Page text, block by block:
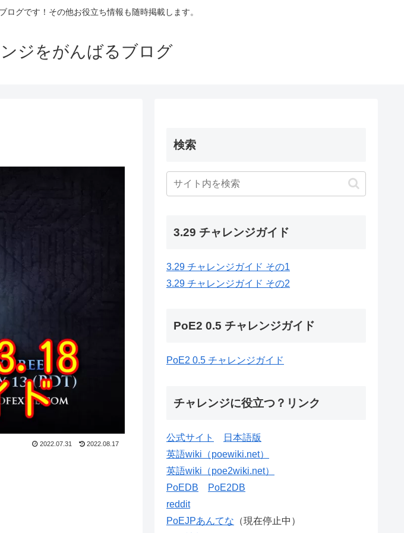
グです！その他お役立ち情報も随時掲載します。
ジをがんばるブログ
2022.07.31 2022.08.17
検索
3.29 チャレンジガイド
3.29 チャレンジガイド その1
3.29 チャレンジガイド その2
PoE2 0.5 チャレンジガイド
PoE2 0.5 チャレンジガイド
チャレンジに役立つ？リンク
公式サイト
日本語版
英語wiki（poewiki.net）
英語wiki（poe2wiki.net）
PoEDB
PoE2DB
reddit
PoEJPあんてな （現在停止中）